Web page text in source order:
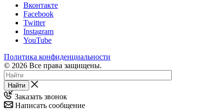
Вконтакте
Facebook
Twitter
Instagram
YouTube
Политика конфиденциальности
© 2026 Все права защищены.
Найти
Заказать звонок
Написать сообщение